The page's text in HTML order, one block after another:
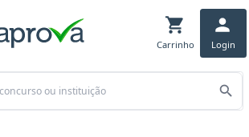
Carrinho Login